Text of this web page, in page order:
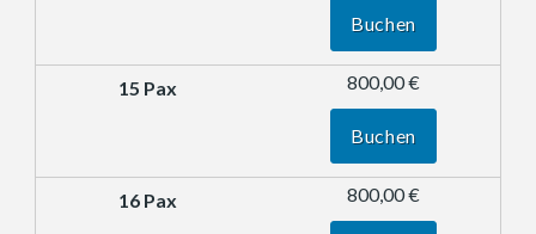
Buchen
800,00 €
Buchen
800,00 €